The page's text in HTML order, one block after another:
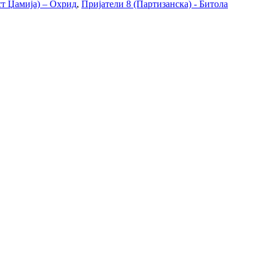
Џамија) – Охрид, Пријатели 8 (Партизанска) - Битола